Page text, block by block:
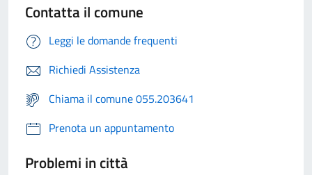
Contatta il comune
Leggi le domande frequenti
Richiedi Assistenza
Chiama il comune 055.203641
Prenota un appuntamento
Problemi in città